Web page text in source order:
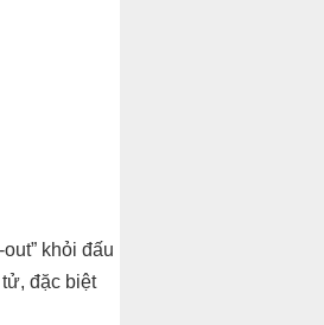
khỏi đấu
đặc biệt